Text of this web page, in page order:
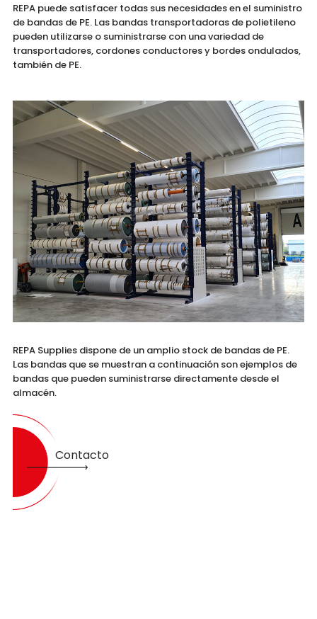
REPA puede satisfacer todas sus necesidades en el suministro
de bandas de PE. Las bandas transportadoras de polietileno
pueden utilizarse o suministrarse con una variedad de
transportadores, cordones conductores y bordes ondulados,
también de PE.
REPA Supplies dispone de un amplio stock de bandas de PE.
Las bandas que se muestran a continuación son ejemplos de
bandas que pueden suministrarse directamente desde el
almacén.
Contacto